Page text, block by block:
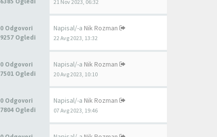
21 Nov 2023, 06:32
0 Odgovori
9257 Ogledi
Napisal/-a Nik Rozman
22 Avg 2023, 13:32
0 Odgovori
7501 Ogledi
Napisal/-a Nik Rozman
20 Avg 2023, 10:10
0 Odgovori
7804 Ogledi
Napisal/-a Nik Rozman
07 Avg 2023, 19:46